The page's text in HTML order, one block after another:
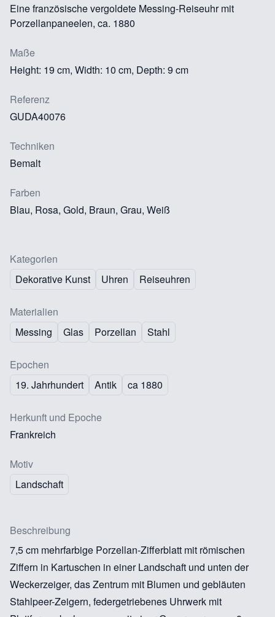
Eine französische vergoldete Messing-Reiseuhr mit
Porzellanpaneelen, ca. 1880
Maße
Height: 19 cm, Width: 10 cm, Depth: 9 cm
Referenz
GUDA40076
Techniken
Bemalt
Farben
Blau, Rosa, Gold, Braun, Grau, Weiß
Kategorien
Dekorative Kunst
Uhren Reiseuhren
Materialien
Messing
Glas Porzellan Stahl
Epochen
19. Jahrhundert
Antik ca 1880
Herkunft und Epoche
Frankreich
Motiv
Landschaft
Beschreibung
7,5 cm mehrfarbige Porzellan-Zifferblatt mit römischen
Ziffern in Kartuschen in einer Landschaft und unten der
Weckerzeiger, das Zentrum mit Blumen und gebläuten
Stahlpeer-Zeigern, federgetriebenes Uhrwerk mit